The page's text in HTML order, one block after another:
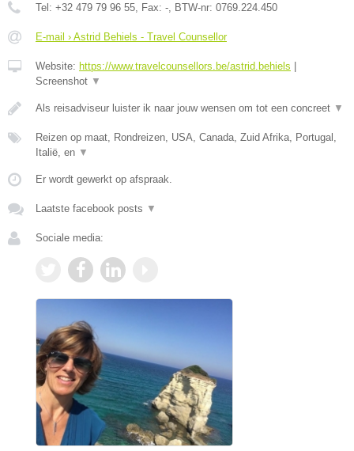
Tel: +32 479 79 96 55 , Fax: - , BTW-nr: 0769.224.450
E-mail › Astrid Behiels - Travel Counsellor
Website: https://www.travelcounsellors.be/astrid.behiels
Screenshot ▼
Als reisadviseur luister ik naar jouw wensen om tot een concreet ▼
Reizen op maat, Rondreizen, USA, Canada, Zuid Afrika, Portugal,
Italië, en ▼
Er wordt gewerkt op afspraak.
Laatste facebook posts ▼
Sociale media: